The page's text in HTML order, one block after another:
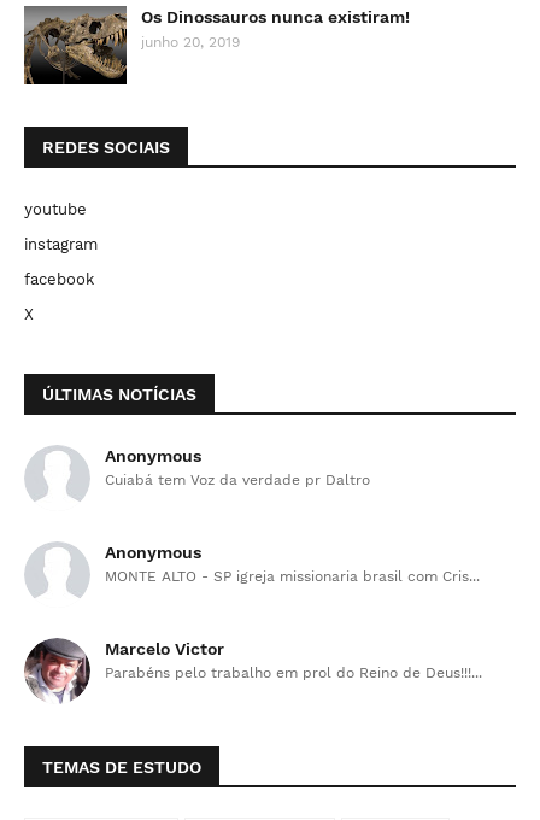
Os Dinossauros nunca existiram!
junho 20, 2019
REDES SOCIAIS
youtube
instagram
facebook
X
ÚLTIMAS NOTÍCIAS
Anonymous
Cuiabá tem Voz da verdade pr Daltro
Anonymous
MONTE ALTO - SP igreja missionaria brasil com Cris...
Marcelo Victor
Parabéns pelo trabalho em prol do Reino de Deus!!!...
TEMAS DE ESTUDO